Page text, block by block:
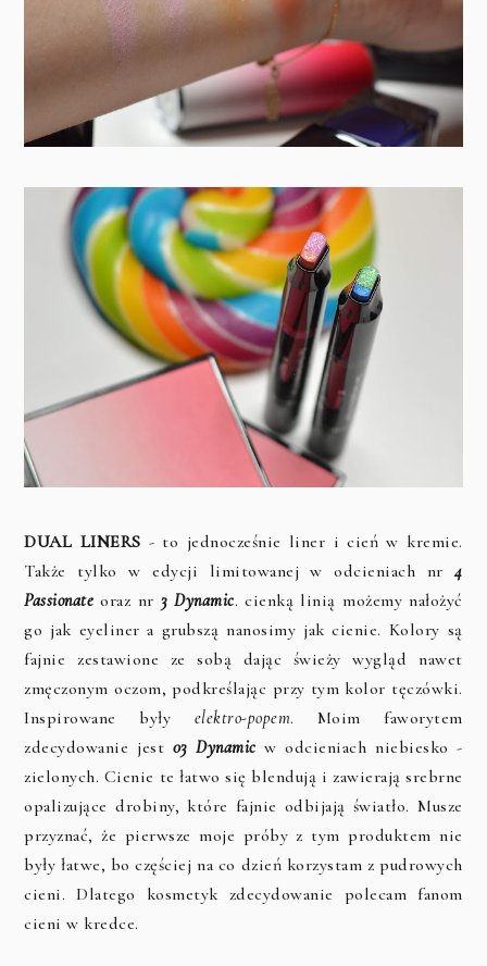
DUAL LINERS - to jednocześnie liner i cień w kremie.
Także tylko w edycji limitowanej w odcieniach nr4
Passionate oraz nr 3 Dynamic. cienką linią możemy nałożyć
go jak eyeliner a grubszą nanosimy jak cienie. Kolory są
fajnie zestawione ze sobą dając świeży wygląd nawet
zmęczonym oczom, podkreślając przy tym kolor tęczówki.
Inspirowane były elektro-popem. Moim faworytem
zdecydowanie jest 03 Dynamic w odcieniach niebiesko -
zielonych. Cienie te łatwo się blendują i zawierają srebrne
opalizujące drobiny, które fajnie odbijają światło. Musze
przyznać, że pierwsze moje próby z tym produktem nie
były łatwe, bo częściej na co dzień korzystam z pudrowych
cieni. Dlatego kosmetyk zdecydowanie polecam fanom
cieni w kredce.